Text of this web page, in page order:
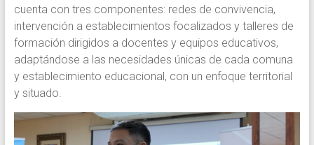
cuenta con tres componentes: redes de convivencia,
intervención a establecimientos focalizados y talleres de
formación dirigidos a docentes y equipos educativos,
adaptándose a las necesidades únicas de cada comuna
y establecimiento educacional, con un enfoque territorial
y situado.